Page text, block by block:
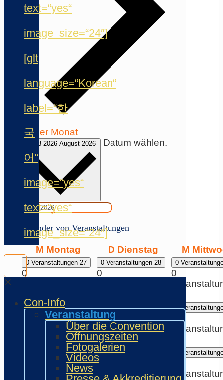
text=“yes“
image_size=“24″]
[glt
language=“Korean“
label=“한
국
어“
image=“yes“
text=“yes“
image_size=“24″]
✕
Con-Info
Veranstaltung
Über die Convention
Öffnungszeiten
Fotogalerien
Videos
News
Dieser Monat
06-08-2026 August 2026 Datum wählen.
Kalender von Veranstaltungen
M Montag D Dienstag M
0 Veranstaltungen 27
0
0 Veranstaltungen 28
0
0
0
0 Veranstaltungen3
Veranstaltungen,
0 Veranstaltungen4
0
Veranstaltungen,
4
0
0
0 Veranstaltungen10
Veranstaltungen,
0 Veranstaltungen
0
Veranstaltungen,
0